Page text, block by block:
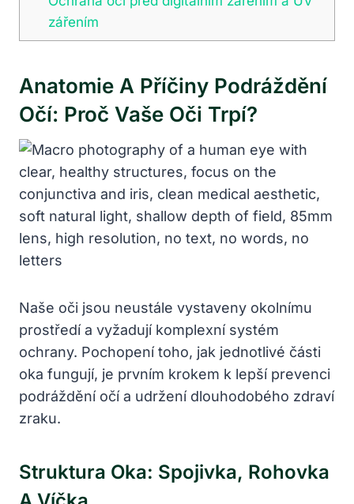
zářením
Anatomie A Příčiny Podráždění
Očí: Proč Vaše Oči Trpí?
Naše oči jsou neustále vystaveny okolnímu
prostředí a vyžadují komplexní systém
ochrany. Pochopení toho, jak jednotlivé části
oka fungují, je prvním krokem k lepší prevenci
podráždění očí a udržení dlouhodobého zdraví
zraku.
Struktura Oka: Spojivka, Rohovka